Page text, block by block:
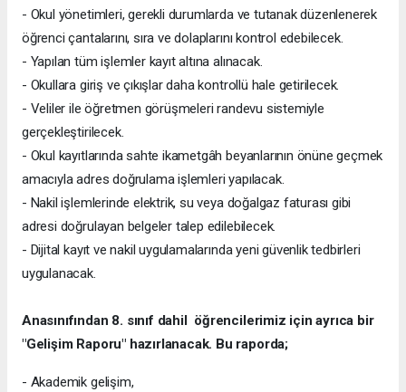
- Okul yönetimleri, gerekli durumlarda ve tutanak düzenlenerek
öğrenci çantalarını, sıra ve dolaplarını kontrol edebilecek.
- Yapılan tüm işlemler kayıt altına alınacak.
- Okullara giriş ve çıkışlar daha kontrollü hale getirilecek.
- Veliler ile öğretmen görüşmeleri randevu sistemiyle
gerçekleştirilecek.
- Okul kayıtlarında sahte ikametgâh beyanlarının önüne geçmek
amacıyla adres doğrulama işlemleri yapılacak.
- Nakil işlemlerinde elektrik, su veya doğalgaz faturası gibi
adresi doğrulayan belgeler talep edilebilecek.
- Dijital kayıt ve nakil uygulamalarında yeni güvenlik tedbirleri
uygulanacak.
Anasınıfından 8. sınıf dahil öğrencilerimiz için ayrıca bir
"Gelişim Raporu" hazırlanacak. Bu raporda;
- Akademik gelişim,